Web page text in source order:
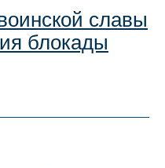
славы
блокады